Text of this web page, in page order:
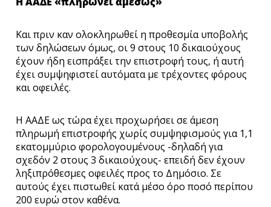
LIVE
TV
LIVE
RADIO
Και πριν καν ολοκληρωθεί η προθεσμία υποβολής
των δηλώσεων όμως, οι 9 στους 10 δικαιούχους
έχουν ήδη εισπράξει την επιστροφή τους, ή αυτή
έχει συμψηφιστεί αυτόματα με τρέχοντες φόρους
και οφειλές.
Η ΑΑΔΕ ως τώρα έχει προχωρήσει σε άμεση
πληρωμή επιστροφής χωρίς συμψηφισμούς για 1,1
εκατομμύριο φορολογουμένους -δηλαδή για
σχεδόν 2 στους 3 δικαιούχους- επειδή δεν έχουν
ληξιπρόθεσμες οφειλές προς το Δημόσιο. Σε
αυτούς έχει πιστωθεί κατά μέσο όρο ποσό περίπου
200 ευρώ στον καθένα.